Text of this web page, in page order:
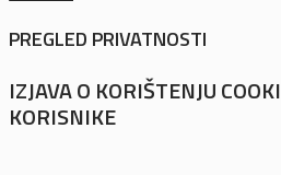
PREGLED PRIVATNOSTI
IZJAVA O KORIŠTENJU
KORISNIKE